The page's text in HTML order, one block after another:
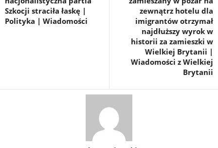
Szkocji straciła łaskę |
Polityka | Wiadomości
zewnątrz hotelu dla
imigrantów otrzymał
najdłuższy wyrok w
historii za zamieszki w
Wielkiej Brytanii |
Wiadomości z Wielkiej
Brytanii